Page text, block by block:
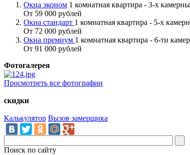
Окна эконом 1 комнатная квартира - 3-х
От 59 000 рублей
Окна стандарт 1 комнатная квартира - 5-х
От 72 000 рублей
Окна премиум 1 комнатная квартира - 6-ти
От 91 000 рублей
Фотогалерея
Просмотреть все фотографии
скидки
Калькулятор Вызов замерщика
Поиск по сайту